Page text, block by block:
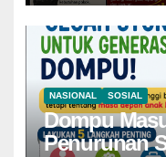
NASIONAL SOSIAL
Dompu
Penurunan